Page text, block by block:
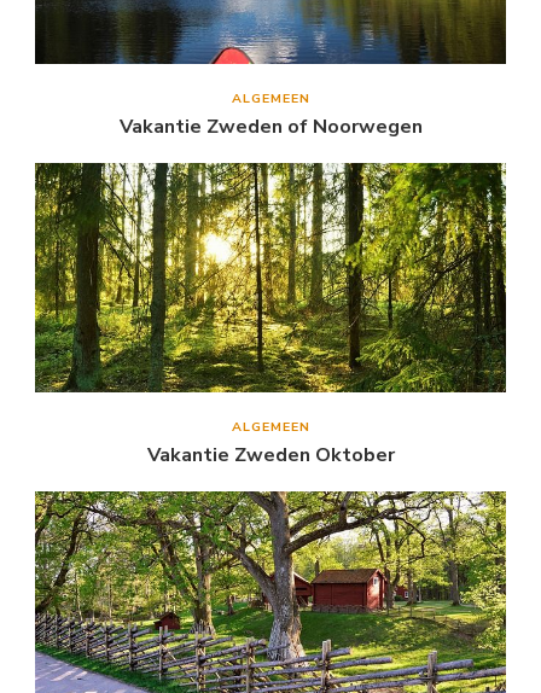
ALGEMEEN
Vakantie Zweden of Noorwegen
ALGEMEEN
Vakantie Zweden Oktober